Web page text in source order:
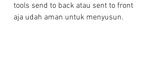
tools send to back atau sent to front
aja udah aman untuk menyusun.